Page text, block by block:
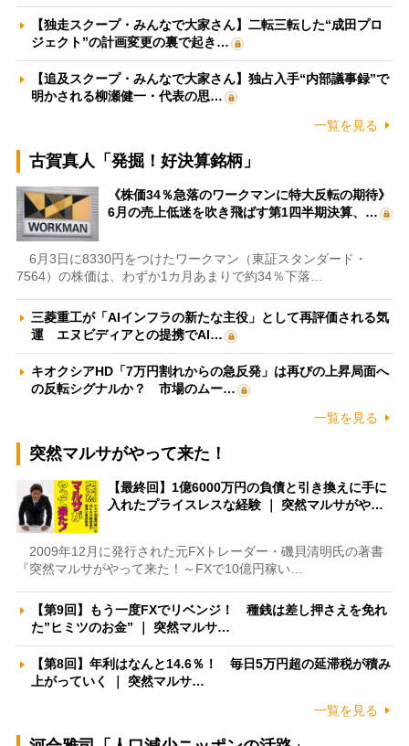
【独走スクープ・みんなで大家さん】二転三転した“成田プロ
ジェクト”の計画変更の裏で起き…
【追及スクープ・みんなで大家さん】独占入手“内部議事録”で
明かされる柳瀬健一・代表の思…
一覧を見る
古賀真人「発掘！好決算銘柄」
《株価34％急落のワークマンに特大反転の期待》
6月の売上低迷を吹き飛ばす第1四半期決算、…
6月3日に8330円をつけたワークマン（東証スタンダード・
7564）の株価は、わずか1カ月あまりで約34％下落…
三菱重工が「AIインフラの新たな主役」として再評価される気
運 エヌビディアとの提携でAI…
キオクシアHD「7万円割れからの急反発」は再びの上昇局面へ
の反転シグナルか？ 市場のムー…
一覧を見る
突然マルサがやって来た！
【最終回】1億6000万円の負債と引き換えに手に
入れたプライスレスな経験 ｜ 突然マルサがや…
2009年12月に発行された元FXトレーダー・磯貝清明氏の著書
『突然マルサがやって来た！～FXで10億円稼い…
【第9回】もう一度FXでリベンジ！ 種銭は差し押さえを免れ
た”ヒミツのお金” ｜ 突然マルサ…
【第8回】年利はなんと14.6％！ 毎日5万円超の延滞税が積み
上がっていく ｜ 突然マルサ…
一覧を見る